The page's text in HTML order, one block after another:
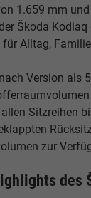
1.659 mm
Škoda
Alltag,
Version als
Sitzreihen
zur
des